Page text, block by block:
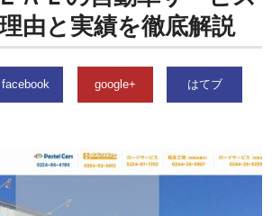
由と実績を徹底解説
facebook google+ はてブ